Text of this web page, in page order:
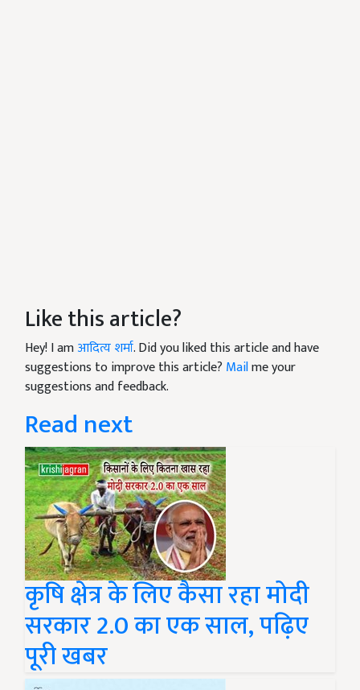
Like this article?
Hey! I amआदित्य शर्मा. Did you liked this article and have
suggestions to improve this article? Mailme your
suggestions and feedback.
Read next
कृषि क्षेत्र के लिए कैसा रहा मोदी
सरकार 2.0 का एक साल, पढ़िए
पूरी खबर